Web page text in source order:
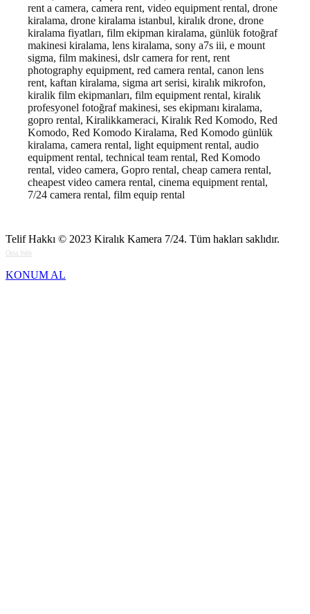
rent a camera, camera rent, video equipment rental, drone
kiralama, drone kiralama istanbul, kiralık drone, drone
kiralama fiyatları, film ekipman kiralama, günlük fotoğraf
makinesi kiralama, lens kiralama, sony a7s iii, e mount
sigma, film makinesi, dslr camera for rent, rent
photography equipment, red camera rental, canon lens
rent, kaftan kiralama, sigma art serisi, kiralık mikrofon,
kiralik film ekipmanları, film equipment rental, kiralık
profesyonel fotoğraf makinesi, ses ekipmanı kiralama,
gopro rental, Kiralikkameraci, Kiralık Red Komodo, Red
Komodo, Red Komodo Kiralama, Red Komodo günlük
kiralama, camera rental, light equipment rental, audio
equipment rental, technical team rental, Red Komodo
rental, video camera, Gopro rental, cheap camera rental,
cheapest video camera rental, cinema equipment rental,
7/24 camera rental, film equip rental
Telif Hakkı © 2023 Kiralık Kamera 7/24. Tüm hakları saklıdır.
Orsa Web
KONUM AL